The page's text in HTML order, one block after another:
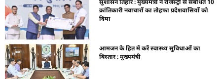
क्रांतिकारी नवाचारों का तोहफा प्रदेशवासियों को
दिया
आमजन के हित में करें स्वास्थ्य सुविधाओं का
विस्तार : मुख्यमंत्री